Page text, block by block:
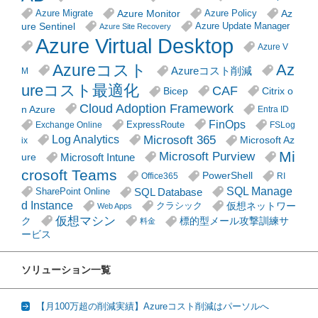
Azure Migrate
Azure Monitor Azure Policy
Az
ure Sentinel
Azure Site Recovery Azure Update Manager
Azure Virtual Desktop Azure V
M Azureコスト Azureコスト削減
Az
ureコスト最適化
Bicep CAF
Citrix o
n Azure
Cloud Adoption Framework
Entra ID
Exchange Online
ExpressRoute FinOps
FSLog
ix
Log Analytics Microsoft 365
Microsoft Az
ure
Microsoft Intune Microsoft Purview
Mi
crosoft Teams
Office365 PowerShell RI
SharePoint Online SQL Database
SQL Manage
d Instance
Web Apps クラシック
仮想ネットワー
ク
仮想マシン 料金
標的型メール攻撃訓練サ
ービス
ソリューション一覧
【月100万超の削減実績】Azureコスト削減はパーソルへ